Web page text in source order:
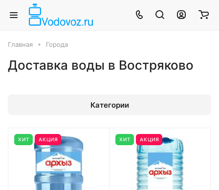
Главная Города
Доставка воды в Востряково
Категории
ХИТ АКЦИЯ ХИТ АКЦИЯ